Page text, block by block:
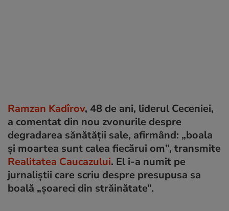
Ramzan Kadîrov, 48 de ani, liderul Ceceniei,
a comentat din nou zvonurile despre
degradarea sănătății sale, afirmând: „boala
și moartea sunt calea fiecărui om”, transmite
Realitatea Caucazului. El i-a numit pe
jurnaliștii care scriu despre presupusa sa
boală „șoareci din străinătate”.